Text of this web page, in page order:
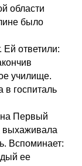
области
было
Ей ответили:
училище.
в госпиталь
на Первый
выхаживала
Вспоминает:
ее